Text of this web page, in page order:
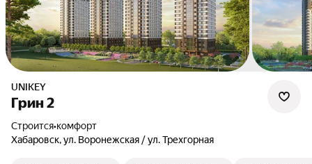
UNIKEY
Грин 2
Строится•комфорт
Хабаровск, ул. Воронежская / ул. Трехгорная